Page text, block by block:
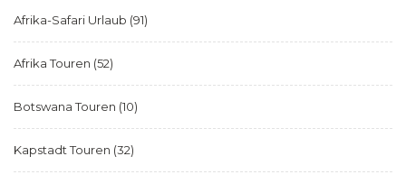
Afrika-Safari Urlaub (91)
Afrika Touren (52)
Botswana Touren (10)
Kapstadt Touren (32)